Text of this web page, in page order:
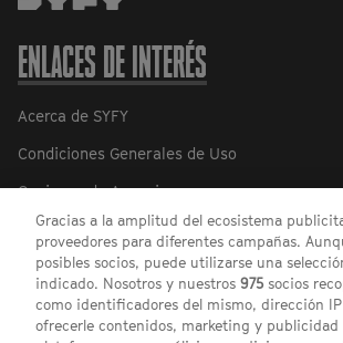
ENLACES DE INTERÉS
Acerca de SYFY
Condiciones Generales de Uso
Opciones de Anuncios
Política de privacidad
Gracias a la amplitud del ecosistema
proveedores para diferentes campañas.
posibles socios, puede utilizarse una
indicado. Nosotros y nuestros 975 socios
como identificadores del mismo, dirección
ofrecerle contenidos, marketing y